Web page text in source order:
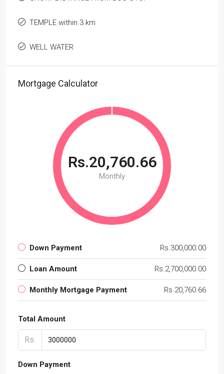
TEMPLE within 3 km
WELL WATER
Mortgage Calculator
Rs.20,760.66
Monthly
Down Payment Rs.300,000.00
Loan Amount Rs.2,700,000.00
Monthly Mortgage Payment Rs.20,760.66
Total Amount
Rs.
Down Payment